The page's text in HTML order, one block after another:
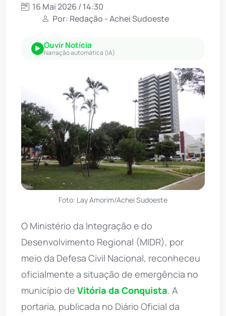
16 Mai 2026 / 14:30
Por: Redação - Achei Sudoeste
Ouvir Notícia
Narração automática (IA)
Foto: Lay Amorim/Achei Sudoeste
O Ministério da Integração e do
Desenvolvimento Regional (MIDR), por
meio da Defesa Civil Nacional, reconheceu
oficialmente a situação de emergência no
município de Vitória da Conquista. A
portaria, publicada no Diário Oficial da